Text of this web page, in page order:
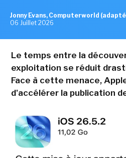
Jonny Evans, Computerworld
06 Juillet 2026
Le temps entre la
exploitation se réduit
Face à cette menace,
d'accélérer la publication